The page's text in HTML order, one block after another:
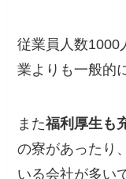
従業員人数1000
業よりも一般的
また福利厚生も
の寮があったり
いる会社が多い